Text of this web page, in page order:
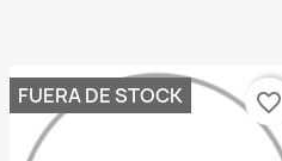
FUERA DE STOCK favorite_border